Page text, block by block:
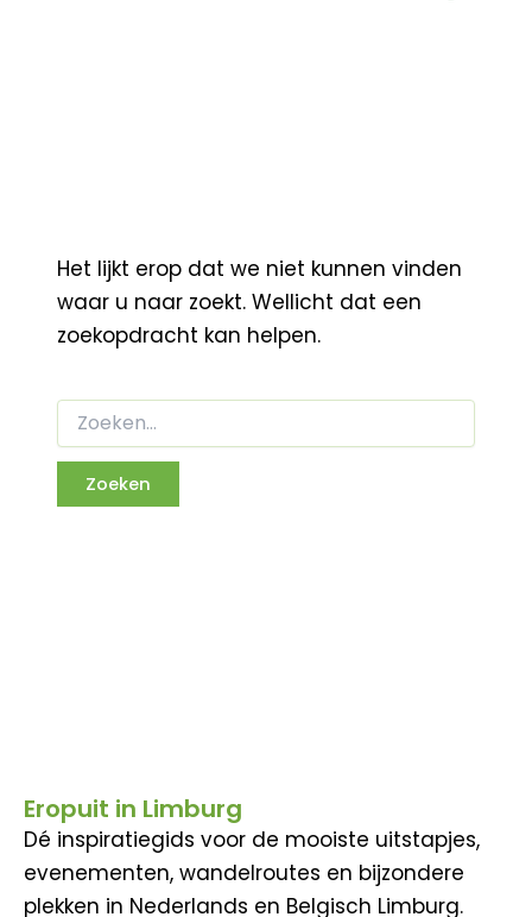
Het lijkt erop dat we niet kunnen vinden
waar u naar zoekt. Wellicht dat een
zoekopdracht kan helpen.
Eropuit in Limburg
Dé inspiratiegids voor de mooiste uitstapjes,
evenementen, wandelroutes en bijzondere
plekken in Nederlands en Belgisch Limburg.